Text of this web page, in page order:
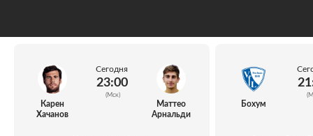
Карен
Хачанов
Сегодня
23:00
(Мск)
Маттео
Арнальди
Бохум